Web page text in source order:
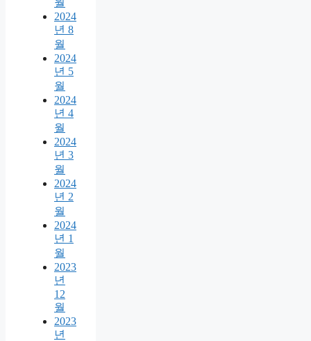
2024
년 8
월
2024
년 5
월
2024
년 4
월
2024
년 3
월
2024
년 2
월
2024
년 1
월
2023
년
12
월
2023
년